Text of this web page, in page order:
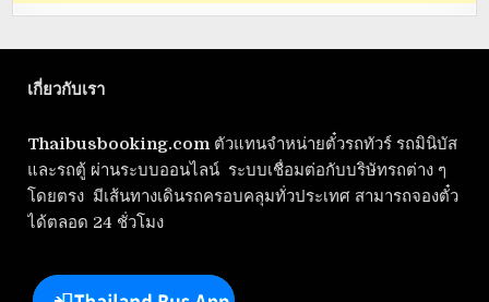
เกี่ยวกับเรา
Thaibusbooking.com ตัวแทนจำหน่ายตั๋วรถทัวร์ รถมินิบัส
และรถตู้ ผ่านระบบออนไลน์ ระบบเชื่อมต่อกับบริษัทรถต่าง ๆ
โดยตรง มีเส้นทางเดินรถครอบคลุมทั่วประเทศ สามารถจองตั๋ว
ได้ตลอด 24 ชั่วโมง